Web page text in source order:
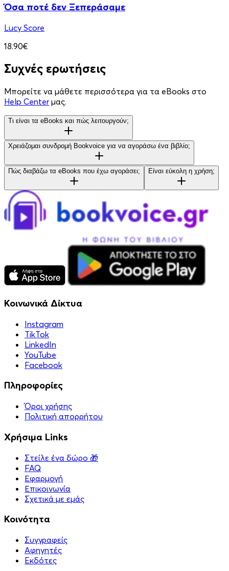
Όσα ποτέ δεν Ξεπεράσαμε
Lucy Score
18.90€
Συχνές ερωτήσεις
Μπορείτε να μάθετε περισσότερα για τα eBooks στο
Help Center μας.
Τι είναι τα eBooks και πώς λειτουργούν;
Χρειάζομαι συνδρομή Bookvoice για να αγοράσω ένα βιβλίο;
Πώς διαβάζω τα eBooks που έχω αγοράσει; Είναι εύκολη η χρήση;
Κοινωνικά Δίκτυα
Instagram
TikTok
LinkedIn
YouTube
Facebook
Πληροφορίες
Όροι χρήσης
Πολιτική απορρήτου
Χρήσιμα Links
Στείλε ένα δώρο 🎁
FAQ
Εφαρμογή
Επικοινωνία
Σχετικά με εμάς
Κοινότητα
Συγγραφείς
Αφηγητές
Eκδότες